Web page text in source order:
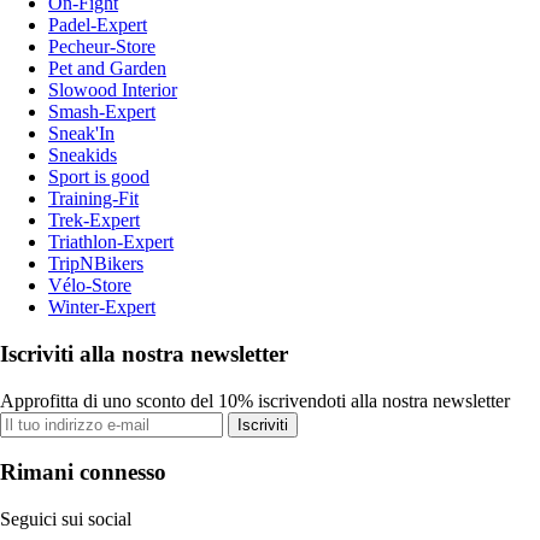
Padel-Expert
Pecheur-Store
Pet and Garden
Slowood Interior
Smash-Expert
Sneak'In
Sneakids
Sport is good
Training-Fit
Trek-Expert
Triathlon-Expert
TripNBikers
Vélo-Store
Winter-Expert
Iscriviti alla nostra newsletter
Approfitta di uno sconto del 10% iscrivendoti alla nostra newsletter
Iscriviti
Rimani connesso
Seguici sui social